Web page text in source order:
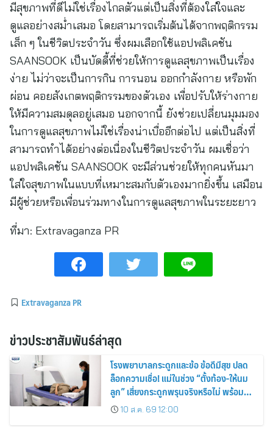
มีสุขภาพที่ดีไม่ใช่เรื่องไกลตัวแต่เป็นสิ่งที่ต้องใส่ใจและ
ดูแลอย่างสม่ำเสมอ โดยสามารถเริ่มต้นได้จากพฤติกรรม
เล็ก ๆ ในชีวิตประจำวัน ซึ่งผมเลือกใช้แอปพลิเคชัน
SAANSOOK เป็นบัดดี้ที่ช่วยให้การดูแลสุขภาพเป็นเรื่อง
ง่าย ไม่ว่าจะเป็นการกิน การนอน ออกกำลังกาย หรือพัก
ผ่อน คอยสังเกตพฤติกรรมของตัวเอง เพื่อปรับให้ร่างกาย
ให้มีความสมดุลอยู่เสมอ นอกจากนี้ ยังช่วยเปลี่ยนมุมมอง
ในการดูแลสุขภาพไม่ใช่เรื่องน่าเบื่ออีกต่อไป แต่เป็นสิ่งที่
สามารถทำได้อย่างต่อเนื่องในชีวิตประจำวัน ผมเชื่อว่า
แอปพลิเคชัน SAANSOOK จะมีส่วนช่วยให้ทุกคนหันมา
ใส่ใจสุขภาพในแบบที่เหมาะสมกับตัวเองมากยิ่งขึ้น เสมือน
มีผู้ช่วยหรือเพื่อนร่วมทางในการดูแลสุขภาพในระยะยาว
ที่มา: Extravaganza PR
Extravaganza PR
ข่าวประชาสัมพันธ์ล่าสุด
โรงพยาบาลกระดูกและข้อ ข้อดีมีสุข ปลด
ล็อกความเชื่อ! แม่ในช่วง “ตั้งท้อง-ให้นม
ลูก” เสี่ยงกระดูกพรุนจริงหรือไม่ พร้อม
ชวนคุณแม่วัยเก๋าตรวจมวลกระดูกเชิง
ป้องกัน
10 ส.ค. 69 12:00